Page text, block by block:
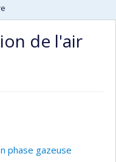
de l'air
phase gazeuse